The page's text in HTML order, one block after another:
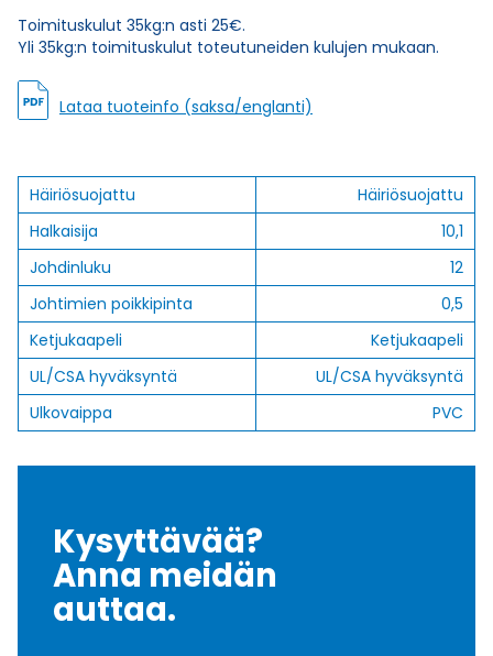
määrä
Toimituskulut 35kg:n asti 25€.
Yli 35kg:n toimituskulut toteutuneiden kulujen mukaan.
Lataa tuoteinfo (saksa/englanti)
Häiriösuojattu
Häiriösuojattu
Halkaisija
10,1
Johdinluku
12
Johtimien poikkipinta
0,5
Ketjukaapeli
Ketjukaapeli
UL/CSA hyväksyntä
UL/CSA hyväksyntä
Ulkovaippa
PVC
Kysyttävää?
Anna meidän
auttaa.